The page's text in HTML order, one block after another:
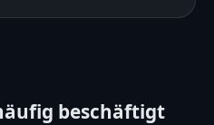
beschäftigt